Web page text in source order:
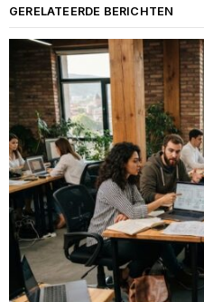
GERELATEERDE BERICHTEN